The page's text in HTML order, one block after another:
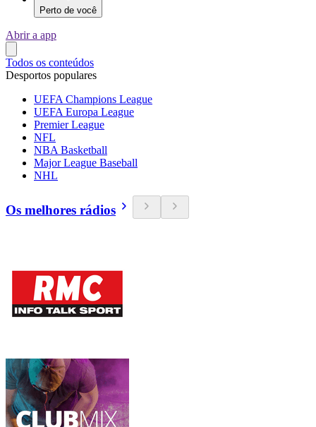
Perto de você
Abrir a app
Todos os conteúdos
Desportos populares
UEFA Champions League
UEFA Europa League
Premier League
NFL
NBA Basketball
Major League Baseball
NHL
Os melhores rádios